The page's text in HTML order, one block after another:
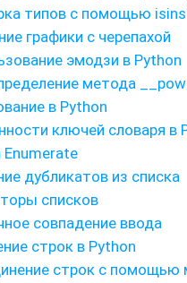
типов с помощью
графики с черепахой
эмодзи в Python
метода
в Python
ключей словаря в
Enumerate
дубликатов из списка
списков
совпадение ввода
строк в Python
строк с помощью